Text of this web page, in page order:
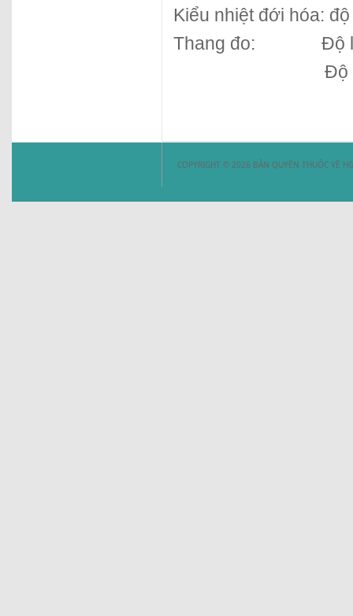
Kiểu nhiệt đới hóa:
Thang đo:
Độ
Độ
COPYRIGHT © 2026 BẢN QUYỀN THUỘC VỀ